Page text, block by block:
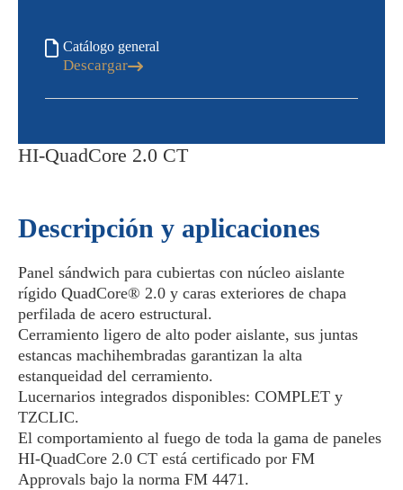
HI-QuadCore 2.0 CT
Descripción y aplicaciones
Panel sándwich para cubiertas con núcleo aislante
rígido QuadCore® 2.0 y caras exteriores de chapa
perfilada de acero estructural.
Cerramiento ligero de alto poder aislante, sus juntas
estancas machihembradas garantizan la alta
estanqueidad del cerramiento.
Lucernarios integrados disponibles: COMPLET y
TZCLIC.
El comportamiento al fuego de toda la gama de paneles
HI-QuadCore 2.0 CT está certificado por FM
Approvals bajo la norma FM 4471.
Catálogo general
Descargar